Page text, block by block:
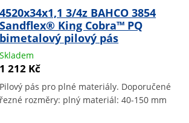
4520x34x1,1 3/4z BAHCO 3854
Sandflex® King Cobra™ PQ
bimetalový pilový pás
Skladem
1 212 Kč
Pilový pás pro plné materiály. Doporučené
řezné rozměry: plný materiál: 40-150 mm